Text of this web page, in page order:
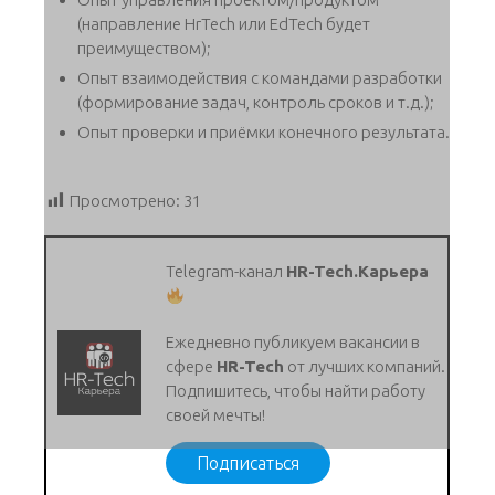
(направление HrTech или EdTech будет
преимуществом);
Опыт взаимодействия с командами разработки
(формирование задач, контроль сроков и т.д.);
Опыт проверки и приёмки конечного результата.
Просмотрено: 31
Telegram-канал HR-Tech.Карьера
Ежедневно публикуем вакансии в
сфере HR-Tech от лучших компаний.
Подпишитесь, чтобы найти работу
своей мечты!
Подписаться